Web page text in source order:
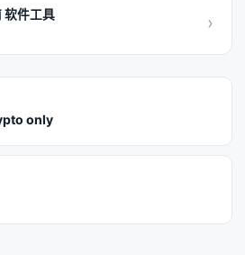
软件工具 ›
only